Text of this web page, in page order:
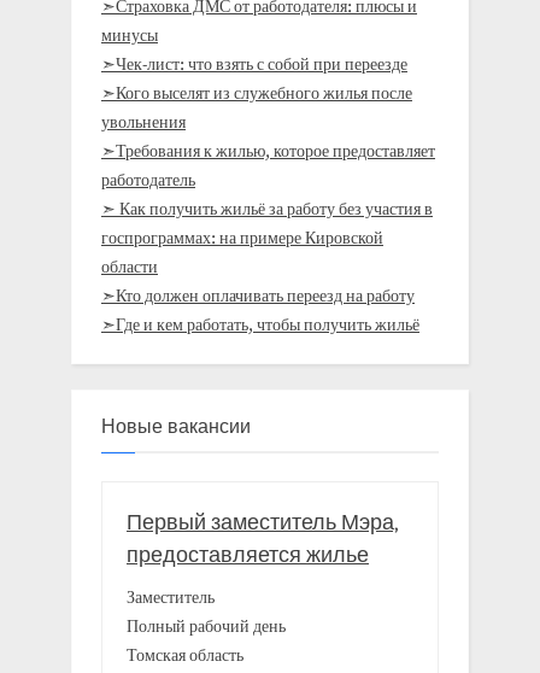
➣Страховка ДМС от работодателя: плюсы и
минусы
➣Чек-лист: что взять с собой при переезде
➣Кого выселят из служебного жилья после
увольнения
➣Требования к жилью, которое предоставляет
работодатель
➣ Как получить жильё за работу без участия в
госпрограммах: на примере Кировской
области
➣Кто должен оплачивать переезд на работу
➣Где и кем работать, чтобы получить жильё
Новые вакансии
Первый заместитель Мэра,
предоставляется жилье
Заместитель
Полный рабочий день
Томская область